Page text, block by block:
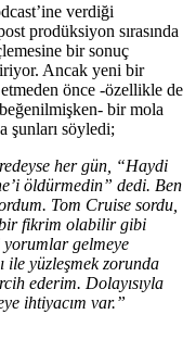
verdiği
prodüksiyon sırasında
bir sonuç
Ancak yeni bir
önce -özellikle de
bir mola
şunları söyledi;
her gün, “Haydi
öldürmedin” dedi. Ben
Tom Cruise sordu,
fikrim olabilir gibi
gelmeye
ile yüzleşmek zorunda
ederim. Dolayısıyla
ihtiyacım var.”